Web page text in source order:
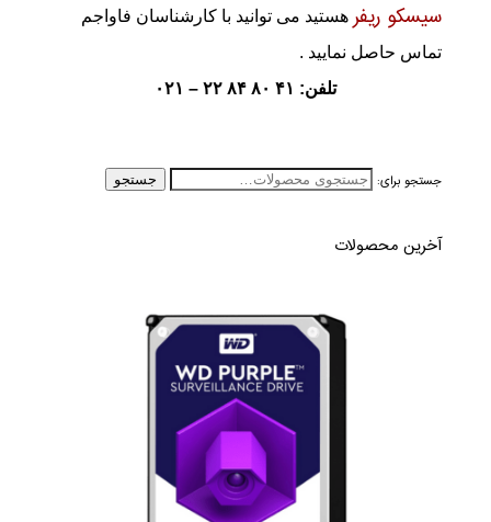
سیسکو ریفر هستید می توانید با کارشناسان فاواجم
تماس حاصل نمایید .
تلفن: ۴۱ ۸۰ ۸۴ ۲۲ – ۰۲۱
جستجو برای: جستجو
آخرین محصولات